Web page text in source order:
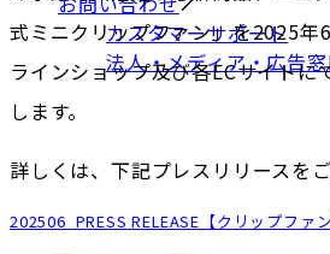
カスタマーサポート
法人・メディア・広告
式ミニクリップファン」を2025年
ラインショップ及び各ECサイトに
します。
詳しくは、下記プレスリリースを
202506_PRESS RELEASE【クリップファン